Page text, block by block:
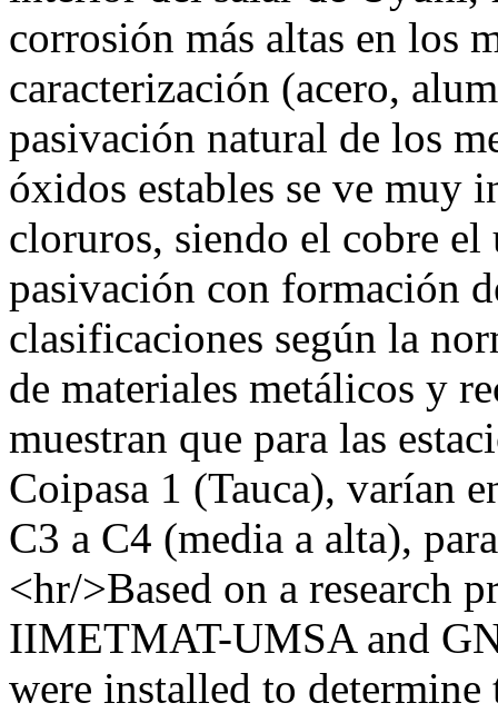
corrosión más altas en los
caracterización (acero,
pasivación natural de los
óxidos estables se ve muy
cloruros, siendo el cobre
pasivación con formación
clasificaciones según la
de materiales metálicos y
muestran que para las
Coipasa 1 (Tauca), varían
C3 a C4 (media a alta),
<hr/>Based on a research
IIMETMAT-UMSA and
were installed to